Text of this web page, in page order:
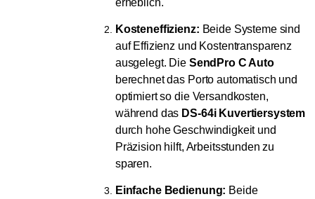
erheblich.
Kosteneffizienz: Beide Systeme sind
auf Effizienz und Kostentransparenz
ausgelegt. Die SendPro C Auto
berechnet das Porto automatisch und
optimiert so die Versandkosten,
während das DS-64i Kuvertiersystem
durch hohe Geschwindigkeit und
Präzision hilft, Arbeitsstunden zu
sparen.
Einfache Bedienung: Beide